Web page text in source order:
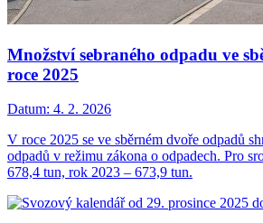
Množství sebraného odpadu ve
roce 2025
Datum: 4. 2. 2026
V roce 2025 se ve sběrném dvoře odpadů
odpadů v režimu zákona o odpadech. Pro
678,4 tun, rok 2023 – 673,9 tun.